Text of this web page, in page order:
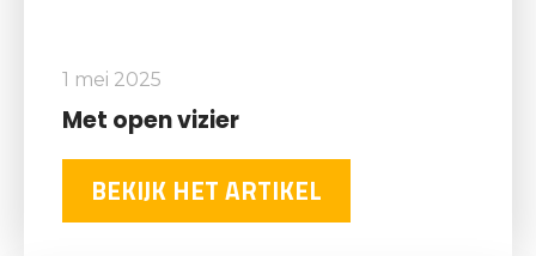
1 mei 2025
Met open vizier
BEKIJK HET ARTIKEL